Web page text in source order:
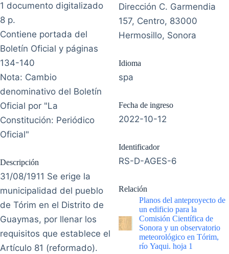
1 documento digitalizado
8 p.
Contiene portada del
Boletín Oficial y páginas
134-140
Nota: Cambio
denominativo del Boletín
Oficial por "La
Constitución: Periódico
Oficial"
Descripción
31/08/1911 Se erige la
municipalidad del pueblo
de Tórim en el Distrito de
Guaymas, por llenar los
requisitos que establece el
Artículo 81 (reformado).
Dirección C. Garmendia
157, Centro, 83000
Hermosillo, Sonora
Idioma
spa
Fecha de ingreso
2022-10-12
Identificador
RS-D-AGES-6
Relación
Planos del anteproyecto de
un edificio para la
Comisión Científica de
Sonora y un observatorio
meteorológico en Tórim,
río Yaqui. hoja 1